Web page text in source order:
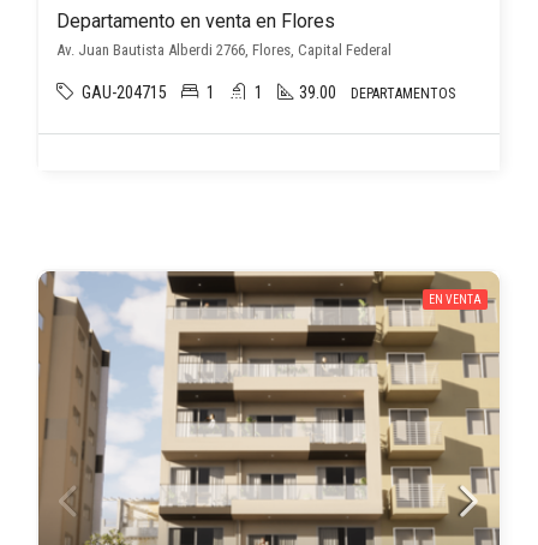
Departamento en venta en Flores
Av. Juan Bautista Alberdi 2766, Flores, Capital Federal
GAU-204715 1 1 39.00 DEPARTAMENTOS
EN VENTA